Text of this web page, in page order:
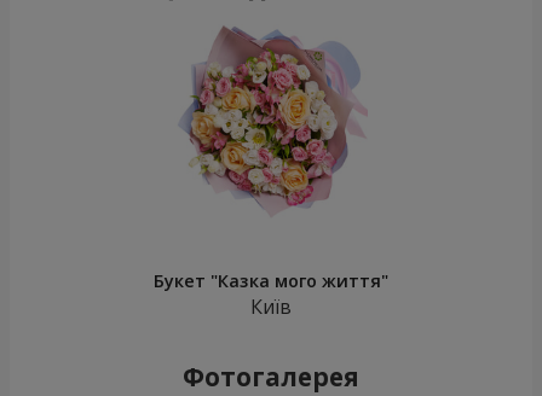
Букет "Казка мого життя"
Київ
Фотогалерея